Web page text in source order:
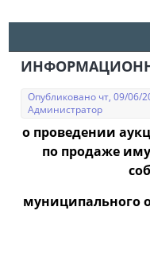
Опубликовано чт, 09/06/
Администратор
о проведении
по продаже
муниципального